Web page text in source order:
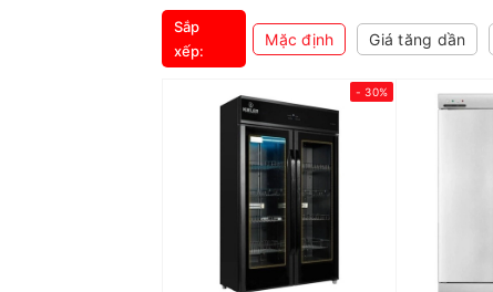
Sắp
xếp:
Mặc định Giá tăng dần
- 30%